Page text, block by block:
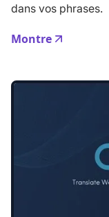
dans vos phrases.
Montre